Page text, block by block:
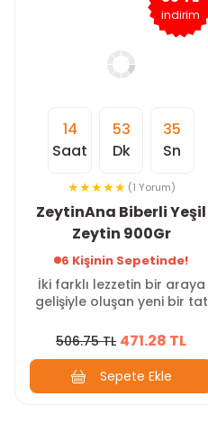
indirim
14
Saat
53
Dk
34
Sn
(1 Yorum)
ZeytinAna Biberli Yeşil
Zeytin 900Gr
6 Kişinin Sepetinde!
İki farklı lezzetin bir araya
gelişiyle oluşan yeni bir tat
506.75 TL 471.28 TL
Sepete Ekle